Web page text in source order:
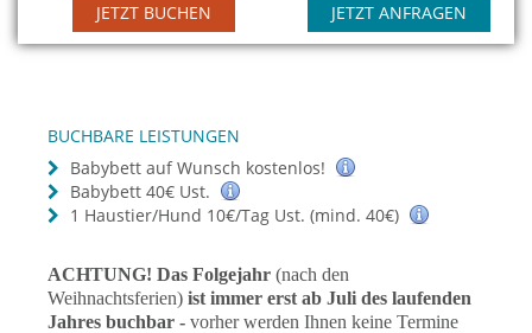
JETZT ANFRAGEN
JETZT BUCHEN
BUCHBARE LEISTUNGEN
Babybett auf Wunsch kostenlos!
Babybett 40€ Ust.
1 Haustier/Hund 10€/Tag Ust. (mind. 40€)
ACHTUNG! Das Folgejahr (nach den
Weihnachtsferien) ist immer erst ab Juli des laufenden
Jahres buchbar - vorher werden Ihnen keine Termine